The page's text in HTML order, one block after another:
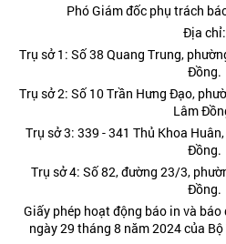
Phó Giám đốc phụ trách
Địa chỉ:
Trụ sở 1: Số 38 Quang Trung,
Đồng.
Trụ sở 2: Số 10 Trần Hưng Đạo,
Lâm
Trụ sở 3: 339 - 341 Thủ Khoa
Đồng.
Trụ sở 4: Số 82, đường 23/3,
Đồng.
Giấy phép hoạt động báo in và
ngày 29 tháng 8 năm 2024 của